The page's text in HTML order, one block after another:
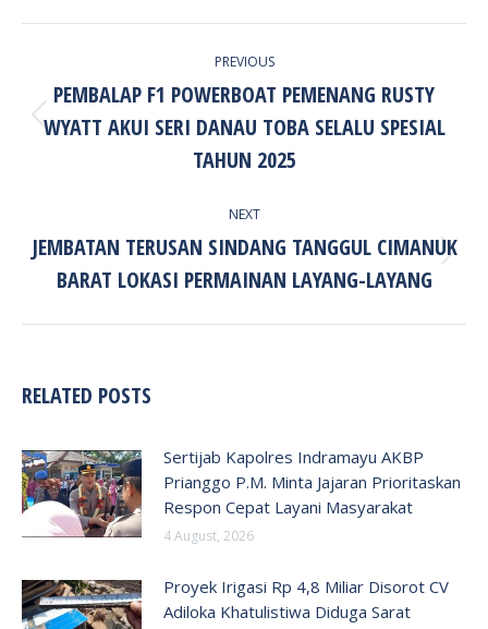
PREVIOUS
Previous
post:
PEMBALAP F1 POWERBOAT PEMENANG RUSTY
WYATT AKUI SERI DANAU TOBA SELALU SPESIAL
TAHUN 2025
NEXT
Next
post:
JEMBATAN TERUSAN SINDANG TANGGUL CIMANUK
BARAT LOKASI PERMAINAN LAYANG-LAYANG
RELATED POSTS
Sertijab Kapolres Indramayu AKBP
Prianggo P.M. Minta Jajaran Prioritaskan
Respon Cepat Layani Masyarakat
4 August, 2026
Proyek Irigasi Rp 4,8 Miliar Disorot CV
Adiloka Khatulistiwa Diduga Sarat